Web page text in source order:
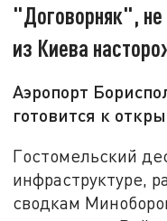
"Договорняк", не
из Киева
Аэропорт
готовится к
Гостомельский
инфраструктуре,
сводкам